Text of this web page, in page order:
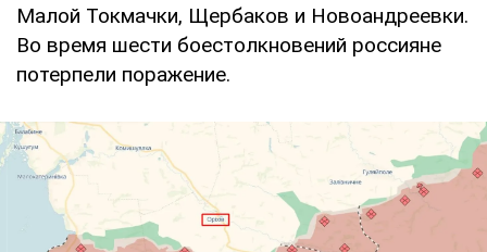
Малой Токмачки, Щербаков и Новоандреевки.
Во время шести боестолкновений россияне
потерпели поражение.